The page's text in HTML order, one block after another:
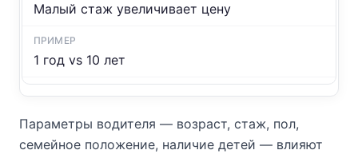
Малый стаж увеличивает цену
1 год vs 10 лет
Параметры водителя — возраст, стаж, пол,
семейное положение, наличие детей — влияют